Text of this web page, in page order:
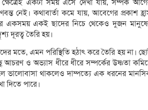
নেই। কথাবার্তা কমে যায়, আবেগের প্রকাশ
একসময় একই ছাদের নিচে থেকেও দুজন
দূরত্ব তৈরি হয়।
মতে, এমন পরিস্থিতি হঠাৎ করে তৈরি হয় না।
আচরণ ও অভ্যাস ধীরে ধীরে সম্পর্কের উষ্ণতা
ভালোবাসা থাকলেও দাম্পত্যে এক ধরনের
দিতে পারে।